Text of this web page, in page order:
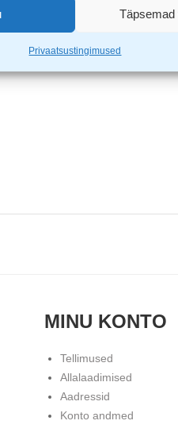
Täpsemad
Privaatsustingimused
MINU KONTO
Tellimused
Allalaadimised
Aadressid
Konto andmed